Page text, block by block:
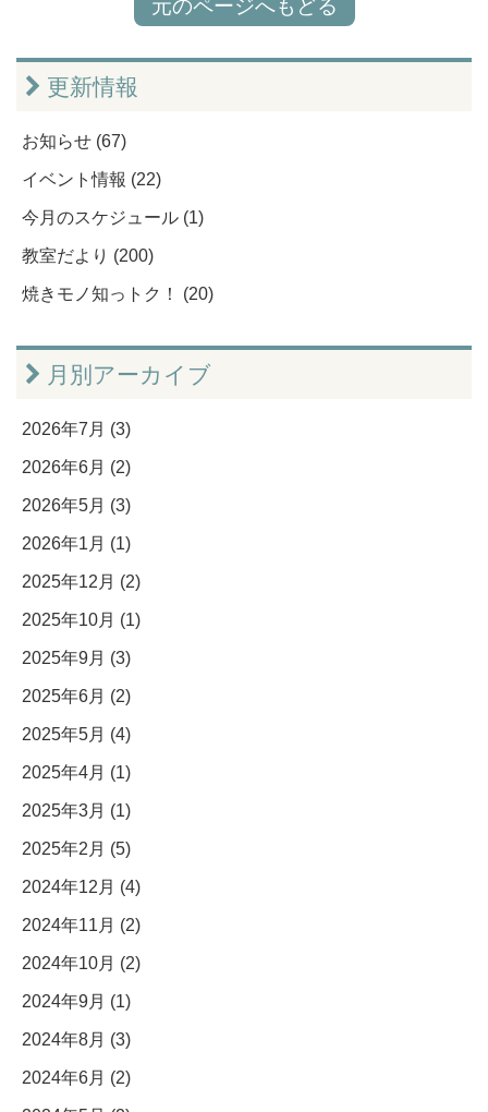
元のページへもどる
更新情報
お知らせ (67)
イベント情報 (22)
今月のスケジュール (1)
教室だより (200)
焼きモノ知っトク！ (20)
月別アーカイブ
2026年7月 (3)
2026年6月 (2)
2026年5月 (3)
2026年1月 (1)
2025年12月 (2)
2025年10月 (1)
2025年9月 (3)
2025年6月 (2)
2025年5月 (4)
2025年4月 (1)
2025年3月 (1)
2025年2月 (5)
2024年12月 (4)
2024年11月 (2)
2024年10月 (2)
2024年9月 (1)
2024年8月 (3)
2024年6月 (2)